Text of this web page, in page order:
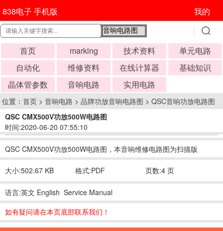
838电子 手机版 我的
首页 marking 技术资料
单元电路
自动化
维修资料 在线计算器
基础知识
晶体管参数
音响电路 实用电路
位置： 首页 > 音响电路 > 品牌功放音响电路图 > QSC音响功放电路图
QSC CMX500V功放500W电路图
时间:2020-06-20 07:55:10
QSC CMX500V功放500W电路图，本音响维修电路图为扫描版
大小:502.67 KB 格式:PDF 页数:4 页
语言:英文 English Service Manual
如有疑问请在本页底部联系我们！